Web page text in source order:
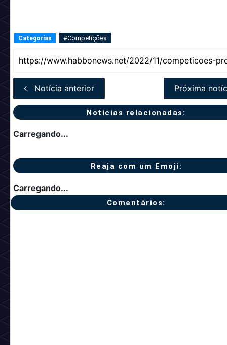
Categorias #Competições
Notícia anterior Próxima
Notícias relacionadas:
Carregando...
Reaja com um Emoji:
Carregando...
Comentários: